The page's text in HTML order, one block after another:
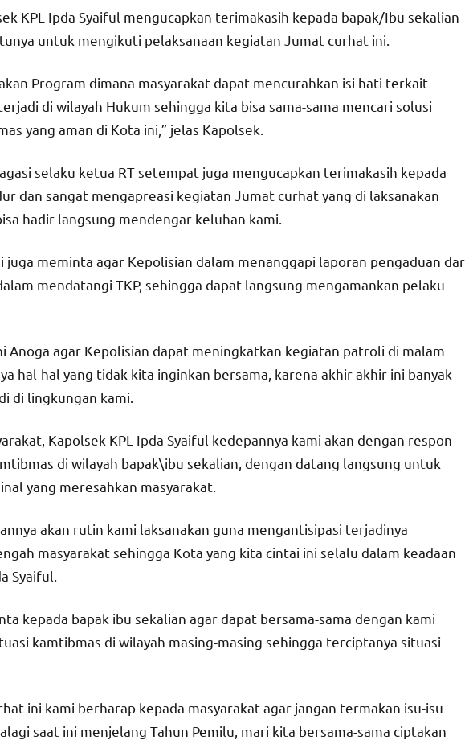
KPL Ipda Syaiful mengucapkan terimakasih kepada bapak/Ibu sekalian
untuk mengikuti pelaksanaan kegiatan Jumat curhat ini.
Program dimana masyarakat dapat mencurahkan isi hati terkait
di wilayah Hukum sehingga kita bisa sama-sama mencari solusi
yang aman di Kota ini,” jelas Kapolsek.
selaku ketua RT setempat juga mengucapkan terimakasih kepada
dan sangat mengapreasi kegiatan Jumat curhat yang di laksanakan
hadir langsung mendengar keluhan kami.
juga meminta agar Kepolisian dalam menanggapi laporan pengaduan
mendatangi TKP, sehingga dapat langsung mengamankan pelaku
Anoga agar Kepolisian dapat meningkatkan kegiatan patroli di malam
hal-hal yang tidak kita inginkan bersama, karena akhir-akhir ini banyak
di lingkungan kami.
Kapolsek KPL Ipda Syaiful kedepannya kami akan dengan respon
di wilayah bapak\ibu sekalian, dengan datang langsung untuk
yang meresahkan masyarakat.
akan rutin kami laksanakan guna mengantisipasi terjadinya
masyarakat sehingga Kota yang kita cintai ini selalu dalam keadaan
Syaiful.
kepada bapak ibu sekalian agar dapat bersama-sama dengan kami
kamtibmas di wilayah masing-masing sehingga terciptanya situasi
ini kami berharap kepada masyarakat agar jangan termakan isu-isu
saat ini menjelang Tahun Pemilu, mari kita bersama-sama ciptakan